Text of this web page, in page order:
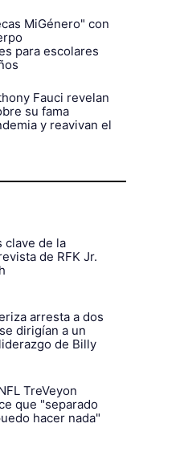
MiGénero" con
para escolares
Fauci revelan
su fama
y reavivan el
clave de la
de RFK Jr.
arresta a dos
dirigían a un
de Billy
TreVeyon
que "separado
hacer nada"